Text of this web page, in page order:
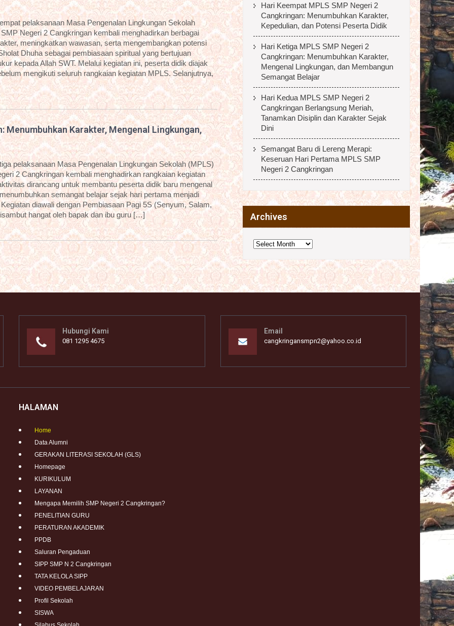
pelaksanaan Masa Pengenalan Lingkungan Sekolah
Negeri 2 Cangkringan kembali menghadirkan berbagai
meningkatkan wawasan, serta mengembangkan potensi
Dhuha sebagai pembiasaan spiritual yang bertujuan
kepada Allah SWT. Melalui kegiatan ini, peserta didik diajak
mengikuti seluruh rangkaian kegiatan MPLS. Selanjutnya,
Menumbuhkan Karakter, Mengenal Lingkungan,
pelaksanaan Masa Pengenalan Lingkungan Sekolah (MPLS)
2 Cangkringan kembali menghadirkan rangkaian kegiatan
dirancang untuk membantu peserta didik baru mengenal
semangat belajar sejak hari pertama menjadi
diawali dengan Pembiasaan Pagi 5S (Senyum, Salam,
hangat oleh bapak dan ibu guru […]
Hari Keempat MPLS SMP Negeri 2
Cangkringan: Menumbuhkan Karakter,
Kepedulian, dan Potensi Peserta Didik
Hari Ketiga MPLS SMP Negeri 2
Cangkringan: Menumbuhkan Karakter,
Mengenal Lingkungan, dan Membangun
Semangat Belajar
Hari Kedua MPLS SMP Negeri 2
Cangkringan Berlangsung Meriah,
Tanamkan Disiplin dan Karakter Sejak
Dini
Semangat Baru di Lereng Merapi:
Keseruan Hari Pertama MPLS SMP
Negeri 2 Cangkringan
Archives
Archives
Hubungi Kami
081 1295 4675
Email
cangkringansmpn2@yahoo.co.id
HALAMAN
Home
Data Alumni
GERAKAN LITERASI SEKOLAH (GLS)
Homepage
KURIKULUM
LAYANAN
Mengapa Memilih SMP Negeri 2 Cangkringan?
PENELITIAN GURU
PERATURAN AKADEMIK
PPDB
Saluran Pengaduan
SIPP SMP N 2 Cangkringan
TATA KELOLA SIPP
VIDEO PEMBELAJARAN
Profil Sekolah
SISWA